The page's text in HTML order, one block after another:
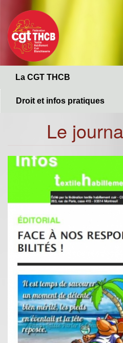
contenu
principal
La CGT THCB
Droit et infos pratiques
Le